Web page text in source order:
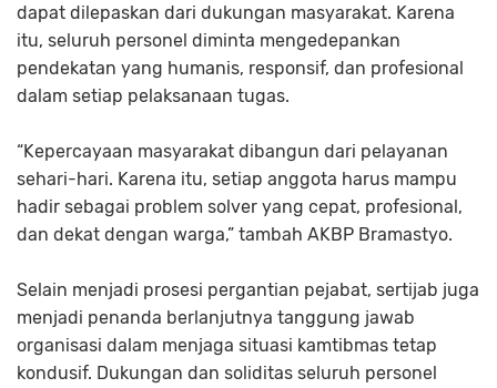
dapat dilepaskan dari dukungan masyarakat. Karena
itu, seluruh personel diminta mengedepankan
pendekatan yang humanis, responsif, dan profesional
dalam setiap pelaksanaan tugas.
“Kepercayaan masyarakat dibangun dari pelayanan
sehari-hari. Karena itu, setiap anggota harus mampu
hadir sebagai problem solver yang cepat, profesional,
dan dekat dengan warga,” tambah AKBP Bramastyo.
Selain menjadi prosesi pergantian pejabat, sertijab juga
menjadi penanda berlanjutnya tanggung jawab
organisasi dalam menjaga situasi kamtibmas tetap
kondusif. Dukungan dan soliditas seluruh personel